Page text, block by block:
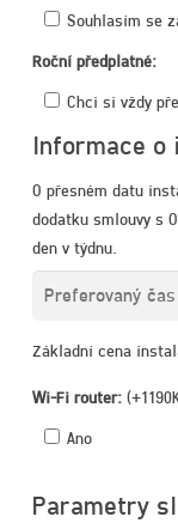
Souhlasím se
Roční předplatné:
Chci si vždy
Informace o
O přesném datu
dodatku smlouvy s
den v týdnu.
Základní cena
Wi-Fi router:
Ano
Parametry